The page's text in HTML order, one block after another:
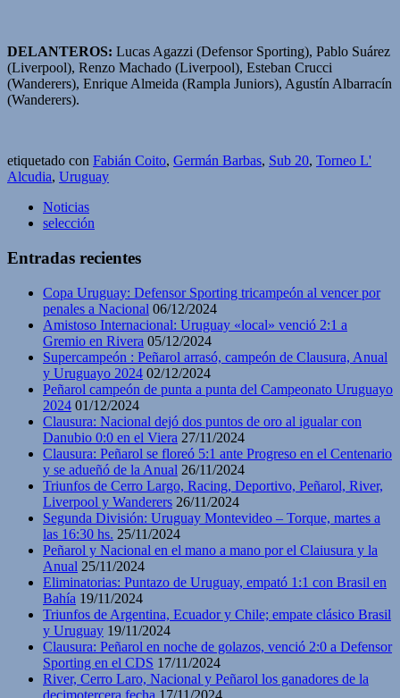
DELANTEROS: Lucas Agazzi (Defensor Sporting), Pablo Suárez
(Liverpool), Renzo Machado (Liverpool), Esteban Crucci
(Wanderers), Enrique Almeida (Rampla Juniors), Agustín Albarracín
(Wanderers).
etiquetado con Fabián Coito, Germán Barbas, Sub 20, Torneo L'
Alcudia, Uruguay
Noticias
selección
Entradas recientes
Copa Uruguay: Defensor Sporting tricampeón al vencer por
penales a Nacional 06/12/2024
Amistoso Internacional: Uruguay «local» venció 2:1 a
Gremio en Rivera 05/12/2024
Supercampeón : Peñarol arrasó, campeón de Clausura, Anual
y Uruguayo 2024 02/12/2024
Peñarol campeón de punta a punta del Campeonato Uruguayo
2024 01/12/2024
Clausura: Nacional dejó dos puntos de oro al igualar con
Danubio 0:0 en el Viera 27/11/2024
Clausura: Peñarol se floreó 5:1 ante Progreso en el Centenario
y se adueñó de la Anual 26/11/2024
Triunfos de Cerro Largo, Racing, Deportivo, Peñarol, River,
Liverpool y Wanderers 26/11/2024
Segunda División: Uruguay Montevideo – Torque, martes a
las 16:30 hs. 25/11/2024
Peñarol y Nacional en el mano a mano por el Claiusura y la
Anual 25/11/2024
Eliminatorias: Puntazo de Uruguay, empató 1:1 con Brasil en
Bahía 19/11/2024
Triunfos de Argentina, Ecuador y Chile; empate clásico Brasil
y Uruguay 19/11/2024
Clausura: Peñarol en noche de golazos, venció 2:0 a Defensor
Sporting en el CDS 17/11/2024
River, Cerro Laro, Nacional y Peñarol los ganadores de la
decimotercera fecha 17/11/2024